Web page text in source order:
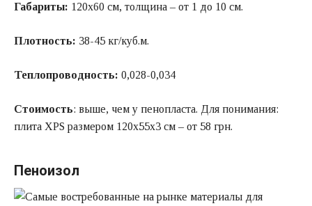
Габариты: 120х60 см, толщина – от 1 до 10 см.
Плотность: 38-45 кг/куб.м.
Теплопроводность: 0,028-0,034
Стоимость: выше, чем у пенопласта. Для понимания:
плита XPS размером 120x55x3 см – от 58 грн.
Пеноизол